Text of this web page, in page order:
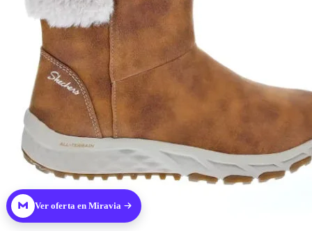
Ver oferta en Miravia